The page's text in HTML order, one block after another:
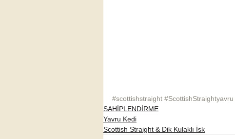
#scottishstraight #ScottishStraightyavru
SAHİPLENDİRME
Yavru Kedi
Scottish Straight & Dik Kulaklı İsk